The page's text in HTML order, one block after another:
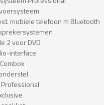
mobiele telefoon m Bluetooth
2 voor DVD
interface
Professional